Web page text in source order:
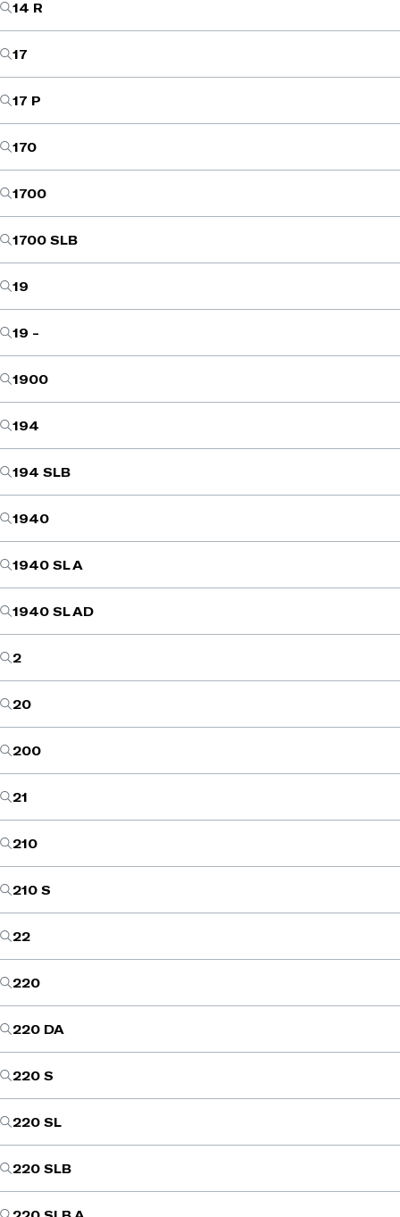
14 R
17
17 P
170
1700
1700 SLB
19
19 -
1900
194
194 SLB
1940
1940 SL A
1940 SL AD
2
20
200
21
210
210 S
22
220
220 DA
220 S
220 SL
220 SLB